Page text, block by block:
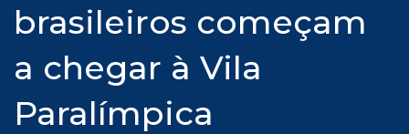
brasileiros começam
a chegar à Vila
Paralímpica